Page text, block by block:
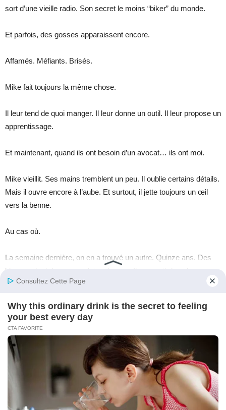
sort d’une vieille radio. Son secret le moins “biker” du monde.
Et parfois, des gosses apparaissent encore.
Affamés. Méfiants. Brisés.
Mike fait toujours la même chose.
Il leur tend de quoi manger. Il leur donne un outil. Il leur propose un
apprentissage.
Et maintenant, quand ils ont besoin d’un avocat… ils ont moi.
Mike vieillit. Ses mains tremblent un peu. Il oublie certains détails.
Mais il ouvre encore à l’aube. Et surtout, il jette toujours un œil
vers la benne.
Au cas où.
La semaine dernière, on en a trouvé un autre. Quinze ans. Des
bleus partout. Les yeux pleins de peur. Il essayait de voler
quelques billets.
Mike n’a pas appelé la police.
Il lui a tendu un sandwich. Puis une clé.
— Tu sais t’en servir ?